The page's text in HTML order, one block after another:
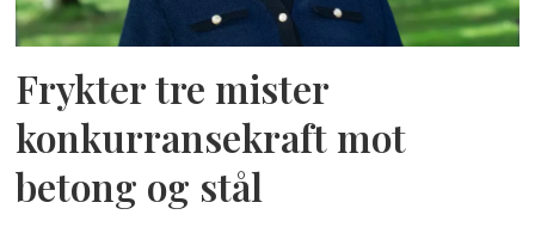
Frykter tre mister
konkurransekraft mot
betong og stål